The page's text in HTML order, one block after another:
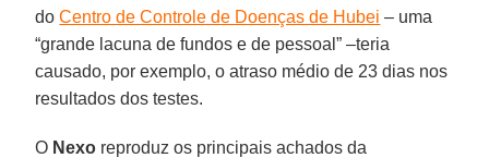
doCentro de Controle de Doenças de Hubei – uma
“grande lacuna de fundos e de pessoal” –teria
causado, por exemplo, o atraso médio de 23 dias nos
resultados dos testes.
O Nexo reproduz os principais achados da